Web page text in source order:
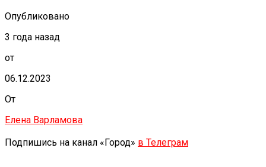
Опубликовано
3 года назад
от
06.12.2023
От
Елена Варламова
Подпишись на канал «Город» в Телеграм